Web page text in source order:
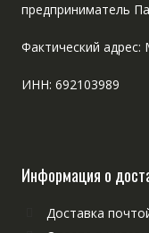
предприниматель
Фактический
ИНН: 692103989
Информация о
Доставка